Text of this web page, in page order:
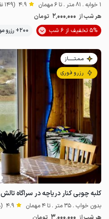
1 خوابه . 81 متر . تا 6 مهمان 4.9 (149 نظر)
هر شب از 2٬000٬000 تومان
5% تخفیف از 6 شب
200+ رزرو موفق
مـمـتــــــاز
رزرو فوری
کلبه چوبی کنار دریاچه در سراگاه تالش
بدون خواب . 35 متر . تا 4 مهمان 4.9 (108 نظر)